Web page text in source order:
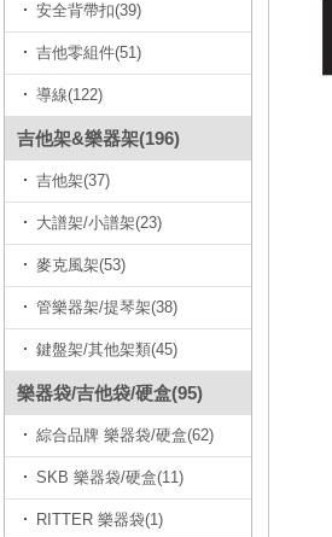
安全背帶扣(39)
吉他零組件(51)
導線(122)
吉他架&樂器架(196)
吉他架(37)
大譜架/小譜架(23)
麥克風架(53)
管樂器架/提琴架(38)
鍵盤架/其他架類(45)
樂器袋/吉他袋/硬盒(95)
綜合品牌 樂器袋/硬盒(62)
SKB 樂器袋/硬盒(11)
RITTER 樂器袋(1)